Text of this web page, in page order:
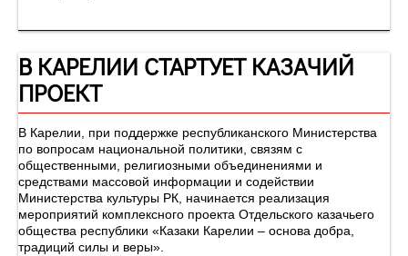
В КАРЕЛИИ СТАРТУЕТ КАЗАЧИЙ
ПРОЕКТ
В Карелии, при поддержке республиканского Министерства
по вопросам национальной политики, связям с
общественными, религиозными объединениями и
средствами массовой информации и содействии
Министерства культуры РК, начинается реализация
мероприятий комплексного проекта Отдельского казачьего
общества республики «Казаки Карелии – основа добра,
традиций силы и веры».